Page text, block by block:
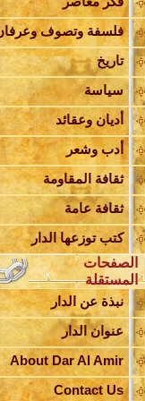
العربي
قراءة في كتاب التغيير والإصلاح
برحيل الحاجة سامية شعيب
«إحكي يا شهرزاد» اهتمام بشؤون
المرأة المعاصرة
النموذج وأثره في صناعة الوعي
تبادل الدلالة بين حياة الشاعر
شخوصه
الشيعة والدولة ( الجزء الثاني )
الشيعة والدولة ( الجزء الأول )
الإمام الخميني من الثورة إلى
العمل الرسالي وتحديات الراهن
توقيع كتاب أغاني القلب في علي
النَّهري
حفل توقيع كتاب أغاني القلب
إصدار جديد للدكتور علي شريعتي
صدور كتاب قراءات نقدية في
شمس
حريق في مخازن دار الأمير
دار الأمير تنعى السيد خسرو
إعلان هام
صدر حديثاً ديوان وطن وغربة
عبد النبي بزي يصدر ديوانه
فلسفة وتصوف
تاريخ
سياسة
أديان وعقائد
أدب وشعر
ثقافة المقاومة
ثقافة عامة
كتب توزعها الدار
الصفحات
المستقلة
نبذة عن الدار
عنوان الدار
About Dar Al Amir
Contact Us